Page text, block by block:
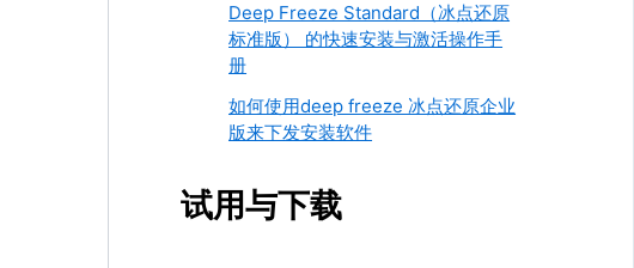
Deep Freeze Standard（冰点还原
标准版） 的快速安装与激活操作手
册
如何使用deep freeze 冰点还原企业
版来下发安装软件
试用与下载